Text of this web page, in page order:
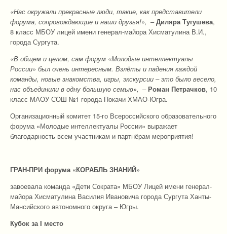
«Нас окружали прекрасные люди, такие, как представители
форума, сопровождающие и наши друзья!», –Диляра Тугушева,
8 класс МБОУ лицей имени генерал-майора Хисматулина В.И.,
города Сургута.
«В общем и целом, сам форум «Молодые интеллектуалы
России» был очень интересным. Взлёты и падения каждой
команды, новые знакомства, игры, экскурсии – это было весело,
нас объединили в одну большую семью», – Роман Петрачков, 10
класс МАОУ СОШ №1 города Покачи ХМАО-Югра.
Организационный комитет 15-го Всероссийского образовательного
форума «Молодые интеллектуалы России» выражает
благодарность всем участникам и партнёрам мероприятия!
ГРАН-ПРИ форума «КОРАБЛЬ ЗНАНИЙ»
завоевала команда «Дети Сократа» МБОУ Лицей имени генерал-
майора Хисматулина Василия Ивановича города Сургута Ханты-
Мансийского автономного округа – Югры.
Кубок за I место